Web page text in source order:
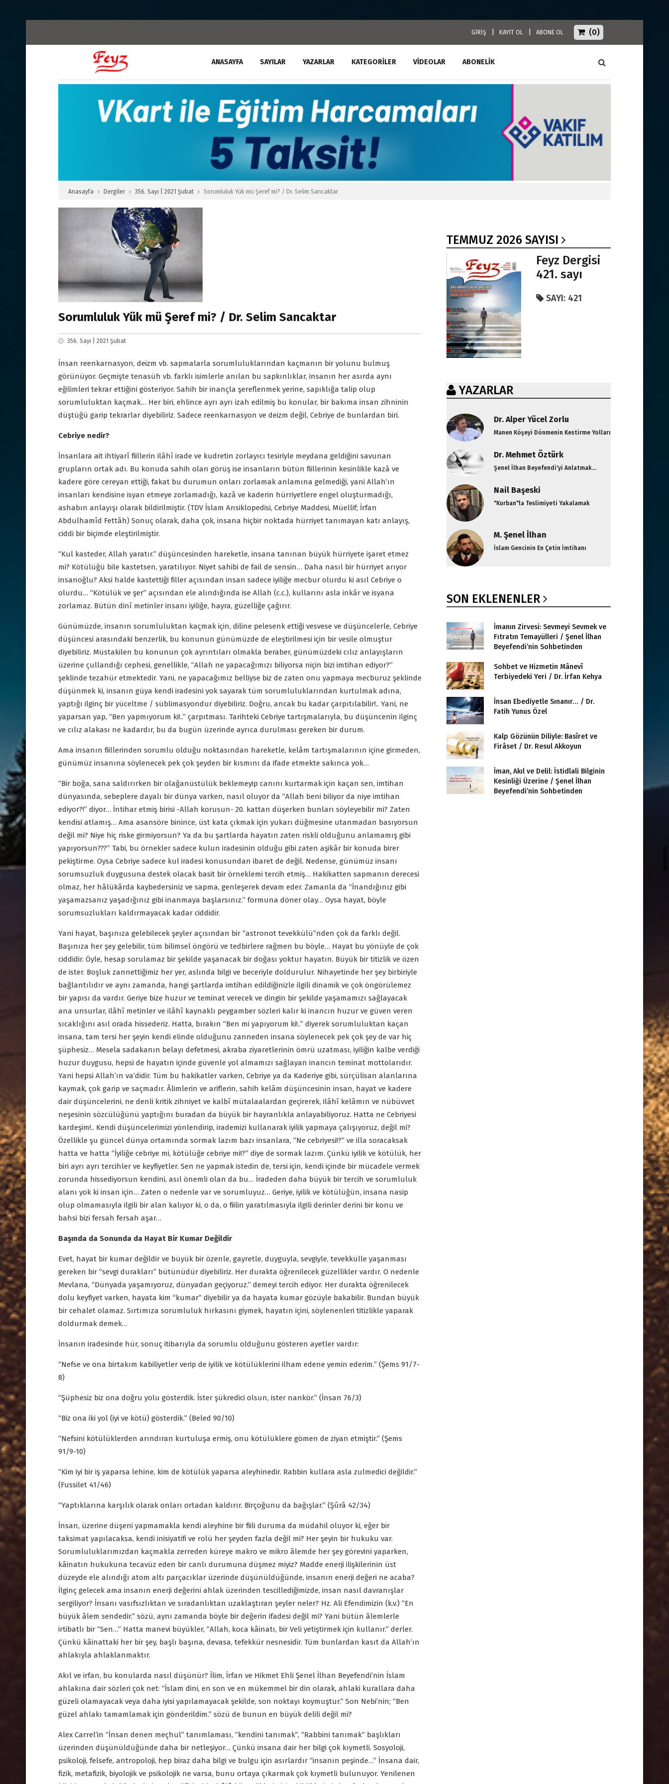
GİRİŞ KAYIT OL ABONE OL (0)
ANASAYFA SAYILAR YAZARLAR KATEGORILER VIDEOLAR ABONELİK
Anasayfa Dergiler 356. Sayı | 2021 Şubat Sorumluluk Yük mü Şeref mi? / Dr. Selim Sancaktar
Sorumluluk Yük mü Şeref mi? / Dr. Selim Sancaktar
356. Sayı | 2021 Şubat
İnsan reenkarnasyon, deizm vb. sapmalarla sorumluluklarından kaçmanın bir yolunu bulmuş
görünüyor. Geçmişte tenasüh vb. farklı isimlerle anılan bu sapkınlıklar, insanın her asırda aynı
eğilimleri tekrar ettiğini gösteriyor. Sahih bir inançla şereflenmek yerine, sapıklığa talip olup
sorumluluktan kaçmak… Her biri, ehlince ayrı ayrı izah edilmiş bu konular, bir bakıma insan zihninin
düştüğü garip tekrarlar diyebiliriz. Sadece reenkarnasyon ve deizm değil, Cebriye de bunlardan biri.
Cebriye nedir?
İnsanlara ait ihtiyarî fiillerin ilâhî irade ve kudretin zorlayıcı tesiriyle meydana geldiğini savunan
grupların ortak adı. Bu konuda sahih olan görüş ise insanların bütün fiillerinin kesinlikle kazâ ve
kadere göre cereyan ettiği, fakat bu durumun onları zorlamak anlamına gelmediği, yani Allah’ın
insanları kendisine isyan etmeye zorlamadığı, kazâ ve kaderin hürriyetlere engel oluşturmadığı,
ashabın anlayışı olarak bildirilmiştir. (TDV İslam Ansiklopedisi, Cebriye Maddesi, Müellif; İrfan
Abdulhamîd Fettâh) Sonuç olarak, daha çok, insana hiçbir noktada hürriyet tanımayan katı anlayış,
ciddi bir biçimde eleştirilmiştir.
“Kul kasteder, Allah yaratır.” düşüncesinden hareketle, insana tanınan büyük hürriyete işaret etmez
mi? Kötülüğü bile kastetsen, yaratılıyor. Niyet sahibi de fail de sensin… Daha nasıl bir hürriyet arıyor
insanoğlu? Aksi halde kastettiği filler açısından insan sadece iyiliğe mecbur olurdu ki asıl Cebriye o
olurdu… “Kötülük ve şer” açısından ele alındığında ise Allah (c.c.), kullarını asla inkâr ve isyana
zorlamaz. Bütün dinî metinler insanı iyiliğe, hayra, güzelliğe çağırır.
Günümüzde, insanın sorumluluktan kaçmak için, diline pelesenk ettiği vesvese ve düşüncelerle, Cebriye
düşüncesi arasındaki benzerlik, bu konunun günümüzde de eleştirilmesi için bir vesile olmuştur
diyebiliriz. Müstakilen bu konunun çok ayrıntıları olmakla beraber, günümüzdeki cılız anlayışların
üzerine çullandığı cephesi, genellikle, “Allah ne yapacağımızı biliyorsa niçin bizi imtihan ediyor?”
şeklinde tezahür etmektedir. Yani, ne yapacağımız belliyse biz de zaten onu yapmaya mecburuz şeklinde
düşünmek ki, insanın güya kendi iradesini yok sayarak tüm sorumluluklarından kurtulmak adına,
yaptığı ilginç bir yüceltme / süblimasyondur diyebiliriz. Doğru, ancak bu kadar çarpıtılabilir!.. Yani, ne
yaparsan yap, “Ben yapmıyorum ki!..” çarpıtması. Tarihteki Cebriye tartışmalarıyla, bu düşüncenin ilginç
ve cılız alakası ne kadardır, bu da bugün üzerinde ayrıca durulması gereken bir durum.
Ama insanın fiillerinden sorumlu olduğu noktasından hareketle, kelâm tartışmalarının içine girmeden,
günümüz insanına söylenecek pek çok şeyden bir kısmını da ifade etmekte sakınca yok…
“Bir boğa, sana saldırırken bir olağanüstülük beklemeyip canını kurtarmak için kaçan sen, imtihan
dünyasında, sebeplere dayalı bir dünya varken, nasıl oluyor da “Allah beni biliyor da niye imtihan
ediyor?!” diyor… İntihar etmiş birisi -Allah korusun- 20. kattan düşerken bunları söyleyebilir mi? Zaten
kendisi atlamış… Ama asansöre binince, üst kata çıkmak için yukarı düğmesine utanmadan basıyorsun
değil mi? Niye hiç riske girmiyorsun? Ya da bu şartlarda hayatın zaten riskli olduğunu anlamamış gibi
yapıyorsun???” Tabi, bu örnekler sadece kulun iradesinin olduğu gibi zaten aşikâr bir konuda birer
pekiştirme. Oysa Cebriye sadece kul iradesi konusundan ibaret de değil. Nedense, günümüz insanı
sorumsuzluk duygusuna destek olacak basit bir örneklemi tercih etmiş… Hakikatten sapmanın derecesi
olmaz, her hâlükârda kaybedersiniz ve sapma, genleşerek devam eder. Zamanla da “İnandığınız gibi
yaşamazsanız yaşadığınız gibi inanmaya başlarsınız.” formuna döner olay… Oysa hayat, böyle
sorumsuzlukları kaldırmayacak kadar ciddidir.
Yani hayat, başınıza gelebilecek şeyler açısından bir “astronot tevekkülü”nden çok da farklı değil.
Başınıza her şey gelebilir, tüm bilimsel öngörü ve tedbirlere rağmen bu böyle… Hayat bu yönüyle de çok
ciddidir. Öyle, hesap sorulamaz bir şekilde yaşanacak bir doğası yoktur hayatın. Büyük bir titizlik ve özen
de ister. Boşluk zannettiğimiz her yer, aslında bilgi ve beceriyle doldurulur. Nihayetinde her şey birbiriyle
bağlantılıdır ve aynı zamanda, hangi şartlarda imtihan edildiğinizle ilgili dinamik ve çok öngörülemez
bir yapısı da vardır. Geriye bize huzur ve teminat verecek ve dingin bir şekilde yaşamamızı sağlayacak
ana unsurlar, ilâhî metinler ve ilâhî kaynaklı peygamber sözleri kalır ki inancın huzur ve güven veren
sıcaklığını asıl orada hissederiz. Hatta, bırakın “Ben mi yapıyorum ki!..” diyerek sorumluluktan kaçan
insana, tam tersi her şeyin kendi elinde olduğunu zanneden insana söylenecek pek çok şey de var hiç
şüphesiz… Mesela sadakanın belayı defetmesi, akraba ziyaretlerinin ömrü uzatması, iyiliğin kalbe verdiği
huzur duygusu, hepsi de hayatın içinde güvenle yol almamızı sağlayan inancın teminat mottolarıdır.
Yani hepsi Allah’ın va’didir. Tüm bu hakikatler varken, Cebriye ya da Kaderiye gibi, sürçülisan alanlarına
kaymak, çok garip ve saçmadır. Âlimlerin ve ariflerin, sahih kelâm düşüncesinin insan, hayat ve kadere
dair düşüncelerini, ne denli kritik zihniyet ve kalbî mütalaalardan geçirerek, ilâhî kelâmın ve nübüvvet
neşesinin sözcülüğünü yaptığını buradan da büyük bir hayranlıkla anlayabiliyoruz. Hatta ne Cebriyesi
kardeşim!.. Kendi düşüncelerimizi yönlendirip, irademizi kullanarak iyilik yapmaya çalışıyoruz, değil mi?
Özellikle şu güncel dünya ortamında sormak lazım bazı insanlara, “Ne cebriyesi!?” ve illa soracaksak
hatta ve hatta “İyiliğe cebriye mi, kötülüğe cebriye mi!?” diye de sormak lazım. Çünkü iyilik ve kötülük, her
biri ayrı ayrı tercihler ve keyfiyetler. Sen ne yapmak istedin de, tersi için, kendi içinde bir mücadele vermek
zorunda hissediyorsun kendini, asıl önemli olan da bu… İradeden daha büyük bir tercih ve sorumluluk
alanı yok ki insan için… Zaten o nedenle var ve sorumluyuz… Geriye, iyilik ve kötülüğün, insana nasip
olup olmamasıyla ilgili bir alan kalıyor ki, o da, o fiilin yaratılmasıyla ilgili derinler derini bir konu ve
bahsi bizi fersah fersah aşar…
Başında da Sonunda da Hayat Bir Kumar Değildir
Evet, hayat bir kumar değildir ve büyük bir özenle, gayretle, duyguyla, sevgiyle, tevekkülle yaşanması
gereken bir “sevgi durakları” bütünüdür diyebiliriz. Her durakta öğrenilecek güzellikler vardır. O nedenle
Mevlana, “Dünyada yaşamıyoruz, dünyadan geçiyoruz.” demeyi tercih ediyor. Her durakta öğrenilecek
dolu keyfiyet varken, hayata kim “kumar” diyebilir ya da hayata kumar gözüyle bakabilir. Bundan büyük
bir cehalet olamaz. Sırtımıza sorumluluk hırkasını giymek, hayatın içini, söylenenleri titizlikle yaparak
doldurmak demek…
İnsanın iradesinde hür, sonuç itibarıyla da sorumlu olduğunu gösteren ayetler vardır:
“Nefse ve ona birtakım kabiliyetler verip de iyilik ve kötülüklerini ilham edene yemin ederim.” (Şems 91/7-
8)
“Şüphesiz biz ona doğru yolu gösterdik. İster şükredici olsun, ister nankör.” (İnsan 76/3)
“Biz ona iki yol (iyi ve kötü) gösterdik.” (Beled 90/10)
“Nefsini kötülüklerden arındıran kurtuluşa ermiş, onu kötülüklere gömen de ziyan etmiştir.” (Şems
91/9-10)
“Kim iyi bir iş yaparsa lehine, kim de kötülük yaparsa aleyhinedir. Rabbin kullara asla zulmedici değildir.”
(Fussilet 41/46)
“Yaptıklarına karşılık olarak onları ortadan kaldırır. Birçoğunu da bağışlar.” (Şûrâ 42/34)
İnsan, üzerine düşeni yapmamakla kendi aleyhine bir fiili duruma da müdahil oluyor ki, eğer bir
taksimat yapılacaksa, kendi inisiyatifi ve rolü her şeyden fazla değil mi? Her şeyin bir hukuku var.
Sorumluluklarımızdan kaçmakla zerreden küreye makro ve mikro âlemde her şey görevini yaparken,
kâinatın hukukuna tecavüz eden bir canlı durumuna düşmez miyiz? Madde enerji ilişkilerinin üst
düzeyde ele alındığı atom altı parçacıklar üzerinde düşünüldüğünde, insanın enerji değeri ne acaba?
İlginç gelecek ama insanın enerji değerini ahlak üzerinden tescillediğimizde, insan nasıl davranışlar
sergiliyor? İnsanı vasıfsızlıktan ve sıradanlıktan uzaklaştıran şeyler neler? Hz. Ali Efendimizin (k.v.) “En
büyük âlem sendedir.” sözü, aynı zamanda böyle bir değerin ifadesi değil mi? Yani bütün âlemlerle
irtibatlı bir “Sen…” Hatta manevi büyükler, “Allah, koca kâinatı, bir Veli yetiştirmek için kullanır.” derler.
Çünkü kâinattaki her bir şey, başlı başına, devasa, tefekkür nesnesidir. Tüm bunlardan kasıt da Allah’ın
ahlakıyla ahlaklanmaktır.
Akıl ve irfan, bu konularda nasıl düşünür? İlim, İrfan ve Hikmet Ehli Şenel İlhan Beyefendi’nin İslam
ahlakına dair sözleri çok net: “İslam dini, en son ve en mükemmel bir din olarak, ahlaki kurallara daha
güzeli olamayacak veya daha iyisi yapılamayacak şekilde, son noktayı koymuştur.” Son Nebi’nin; “Ben
güzel ahlakı tamamlamak için gönderildim.” sözü de bunun en büyük delili değil mi?
Alex Carrel’in “İnsan denen meçhul” tanımlaması, “kendini tanımak”, “Rabbini tanımak” başlıkları
üzerinden düşünüldüğünde daha bir netleşiyor… Çünkü insana dair her bilgi çok kıymetli. Sosyoloji,
psikoloji, felsefe, antropoloji, hep biraz daha bilgi ve bulgu için asırlardır “insanın peşinde…” İnsana dair,
fizik, metafizik, biyolojik ve psikolojik ne varsa, bunu ortaya çıkarmak çok kıymetli bulunuyor. Yenilenen
TEMMUZ 2026 SAYISI
Feyz Dergisi
421. sayı
SAYI: 421
YAZARLAR
Dr. Alper Yücel Zorlu
Manen Köşeyi Dönmenin Kestirme Yolları
Dr. Mehmet Öztürk
Şenel İlhan Beyefendi'yi Anlatmak...
Nail Başeski
"Kurban"la Teslimiyeti Yakalamak
M. Şenel İlhan
İslam Gencinin En Çetin İmtihanı
SON EKLENENLER
İmanın Zirvesi: Sevmeyi Sevmek ve
Fıtratın Temayülleri / Şenel İlhan
Beyefendi’nin Sohbetinden
Sohbet ve Hizmetin Mânevî
Terbiyedeki Yeri / Dr. İrfan Kehya
İnsan Ebediyetle Sınanır… / Dr.
Fatih Yunus Özel
Kalp Gözünün Diliyle: Basîret ve
Firâset / Dr. Resul Akkoyun
İman, Akıl ve Delil: İstidlali Bilginin
Kesinliği Üzerine / Şenel İlhan
Beyefendi’nin Sohbetinden